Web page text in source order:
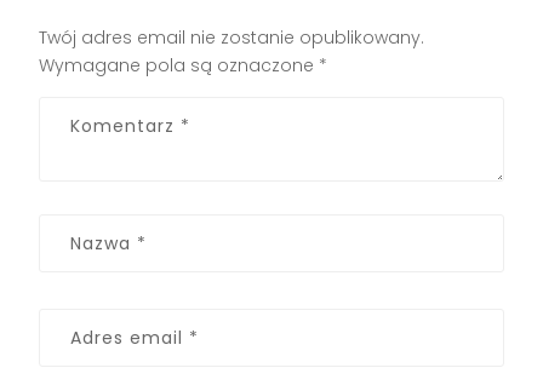
Twój adres email nie zostanie opublikowany.
Wymagane pola są oznaczone *